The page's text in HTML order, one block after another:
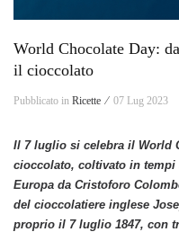
World Chocolate Day:
il cioccolato
Pubblicato in Ricette ⁄ 07 Lug 2023
Il 7 luglio si celebra il World
cioccolato, coltivato in
Europa da Cristoforo
del cioccolatiere inglese
proprio il 7 luglio 1847, con